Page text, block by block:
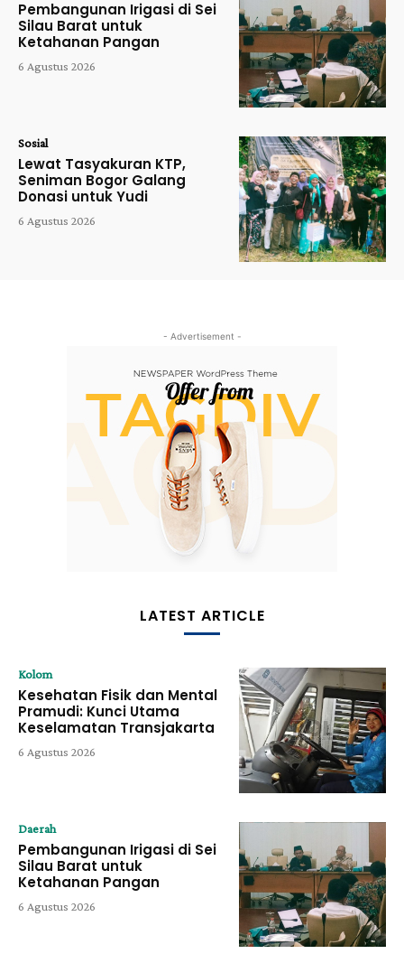
Pembangunan Irigasi di Sei
Silau Barat untuk
Ketahanan Pangan
6 Agustus 2026
Sosial
Lewat Tasyakuran KTP,
Seniman Bogor Galang
Donasi untuk Yudi
6 Agustus 2026
- Advertisement -
LATEST ARTICLE
Kolom
Kesehatan Fisik dan Mental
Pramudi: Kunci Utama
Keselamatan Transjakarta
6 Agustus 2026
Daerah
Pembangunan Irigasi di Sei
Silau Barat untuk
Ketahanan Pangan
6 Agustus 2026